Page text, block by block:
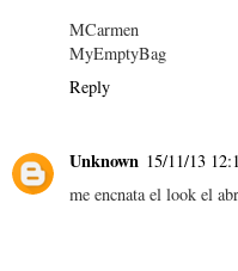
MCarmen
MyEmptyBag
Reply
Unknown 15/11/13
me encnata el look el